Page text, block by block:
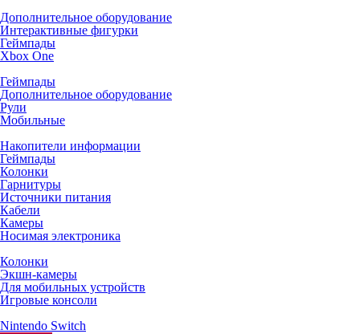
Дополнительное оборудование
Интерактивные фигурки
Геймпады
Xbox One
Геймпады
Дополнительное оборудование
Рули
Мобильные
Накопители информации
Геймпады
Колонки
Гарнитуры
Источники питания
Кабели
Камеры
Носимая электроника
Колонки
Экшн-камеры
Для мобильных устройств
Игровые консоли
Nintendo Switch